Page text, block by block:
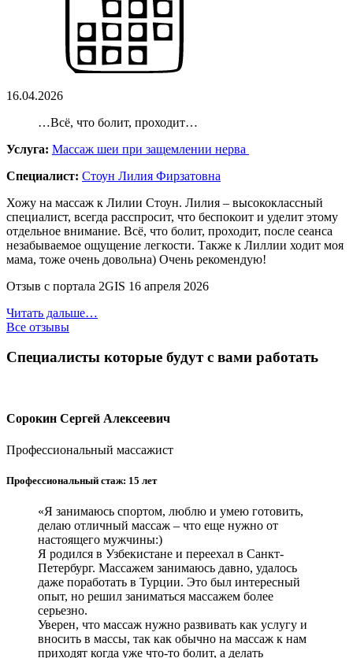
16.04.2026
…Всё, что болит, проходит…
Услуга: Массаж шеи при защемлении нерва
Специалист: Стоун Лилия Фирзатовна
Хожу на массаж к Лилии Стоун. Лилия – высококлассный
специалист, всегда расспросит, что беспокоит и уделит этому
отдельное внимание. Всё, что болит, проходит, после сеанса
незабываемое ощущение легкости. Также к Лиллии ходит моя
мама, тоже очень довольна) Очень рекомендую!
Отзыв с портала 2GIS 16 апреля 2026
Читать дальше…
Все отзывы
Специалисты которые будут с вами работать
Сорокин Сергей Алексеевич
Профессиональный массажист
Профессиональный стаж: 15 лет
«Я занимаюсь спортом, люблю и умею готовить,
делаю отличный массаж – что еще нужно от
настоящего мужчины:)
Я родился в Узбекистане и переехал в Санкт-
Петербург. Массажем занимаюсь давно, удалось
даже поработать в Турции. Это был интересный
опыт, но решил заниматься массажем более
серьезно.
Уверен, что массаж нужно развивать как услугу и
вносить в массы, так как обычно на массаж к нам
приходят когда уже что-то болит, а делать